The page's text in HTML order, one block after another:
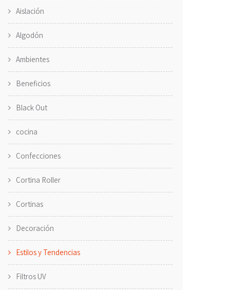
Aislación
Algodón
Ambientes
Beneficios
Black Out
cocina
Confecciones
Cortina Roller
Cortinas
Decoración
Estilos y Tendencias
Filtros UV